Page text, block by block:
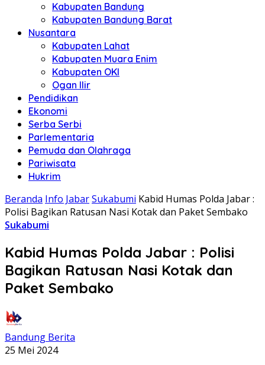
Kabupaten Bandung
Kabupaten Bandung Barat
Nusantara
Kabupaten Lahat
Kabupaten Muara Enim
Kabupaten OKI
Ogan Ilir
Pendidikan
Ekonomi
Serba Serbi
Parlementaria
Pemuda dan Olahraga
Pariwisata
Hukrim
Beranda Info JabarSukabumi Kabid Humas Polda Jabar :
Polisi Bagikan Ratusan Nasi Kotak dan Paket Sembako
Sukabumi
Kabid Humas Polda Jabar : Polisi
Bagikan Ratusan Nasi Kotak dan
Paket Sembako
Bandung Berita
25 Mei 2024